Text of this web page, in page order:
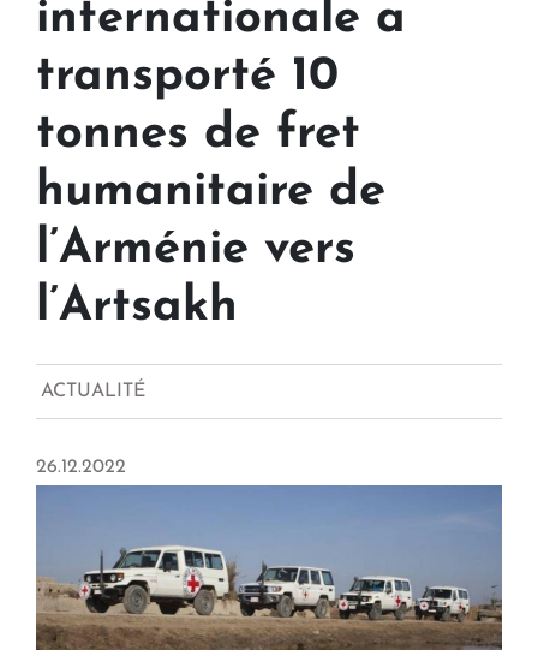
internationale a
transporté 10
tonnes de fret
humanitaire de
l’Arménie vers
l’Artsakh
ACTUALITÉ
26.12.2022